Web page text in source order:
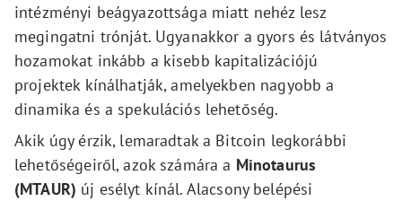
intézményi beágyazottsága miatt nehéz lesz
megingatni trónját. Ugyanakkor a gyors és látványos
hozamokat inkább a kisebb kapitalizációjú
projektek kínálhatják, amelyekben nagyobb a
dinamika és a spekulációs lehetőség.
Akik úgy érzik, lemaradtak a Bitcoin legkorábbi
lehetőségeiről, azok számára a Minotaurus
(MTAUR) új esélyt kínál. Alacsony belépési